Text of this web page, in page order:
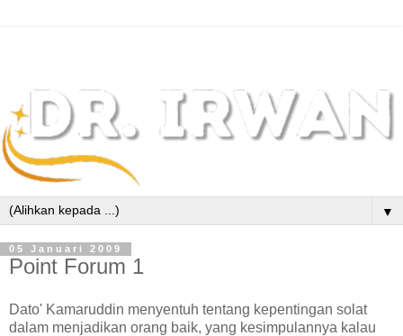
▼
05 Januari 2009
Point Forum 1
Dato' Kamaruddin menyentuh tentang kepentingan solat
dalam menjadikan orang baik, yang kesimpulannya kalau